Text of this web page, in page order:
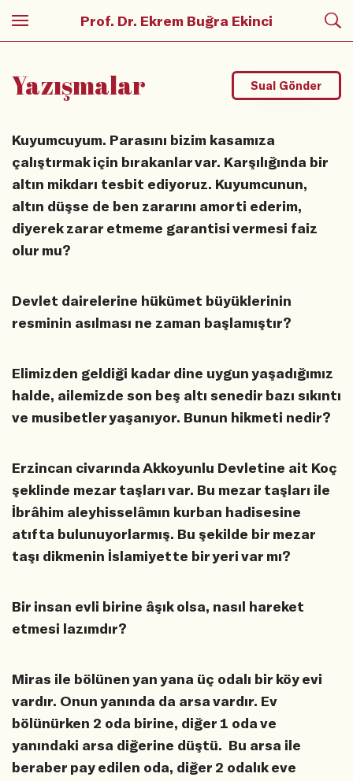
Prof. Dr. Ekrem Buğra Ekinci
Yazışmalar Sual Gönder
Kuyumcuyum. Parasını bizim kasamıza
çalıştırmak için bırakanlar var. Karşılığında bir
altın mikdarı tesbit ediyoruz. Kuyumcunun,
altın düşse de ben zararını amorti ederim,
diyerek zarar etmeme garantisi vermesi faiz
olur mu?
Devlet dairelerine hükümet büyüklerinin
resminin asılması ne zaman başlamıştır?
Elimizden geldiği kadar dine uygun yaşadığımız
halde, ailemizde son beş altı senedir bazı sıkıntı
ve musibetler yaşanıyor. Bunun hikmeti nedir?
Erzincan civarında Akkoyunlu Devletine ait Koç
şeklinde mezar taşları var. Bu mezar taşları ile
İbrâhim aleyhisselâmın kurban hadisesine
atıfta bulunuyorlarmış. Bu şekilde bir mezar
taşı dikmenin İslamiyette bir yeri var mı?
Bir insan evli birine âşık olsa, nasıl hareket
etmesi lazımdır?
Miras ile bölünen yan yana üç odalı bir köy evi
vardır. Onun yanında da arsa vardır. Ev
bölünürken 2 oda birine, diğer 1 oda ve
yanındaki arsa diğerine düştü. Bu arsa ile
beraber pay edilen oda, diğer 2 odalık eve